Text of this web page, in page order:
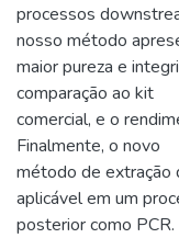
processos
nosso método
maior pureza e
comparação ao kit
comercial, e o
Finalmente, o novo
método de extração
aplicável em um
posterior como PCR.